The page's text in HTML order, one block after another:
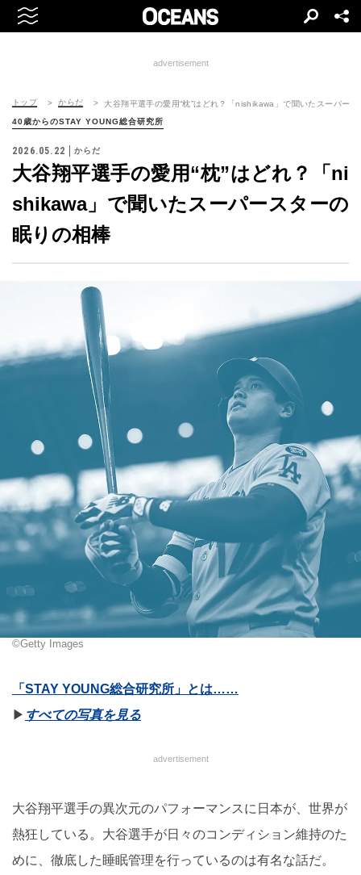
advertisement
トップ からだ 大谷翔平選手の愛用“枕”はどれ？「nishikawa」で聞いたスーパー
40歳からのSTAY YOUNG総合研究所
2026.05.22 からだ
大谷翔平選手の愛用“枕”はどれ？「ni
shikawa」で聞いたスーパースターの
眠りの相棒
©Getty Images
「STAY YOUNG総合研究所」とは……
▶︎ すべての写真を見る
advertisement
大谷翔平選手の異次元のパフォーマンスに日本が、世界が
熱狂している。大谷選手が日々のコンディション維持のた
めに、徹底した睡眠管理を行っているのは有名な話だ。